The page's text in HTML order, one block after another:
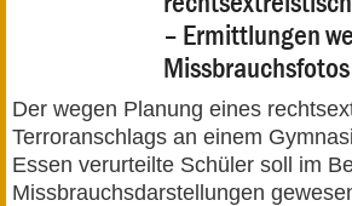
– Ermittlungen
Missbrauchsfotos
Der wegen Planung eines
Terroranschlags an einem
Essen verurteilte Schüler soll im
Missbrauchsdarstellungen